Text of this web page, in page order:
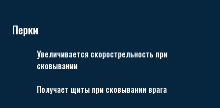
Перки
Увеличивается скорострельность при
сковывании
Получает щиты при сковывании врага